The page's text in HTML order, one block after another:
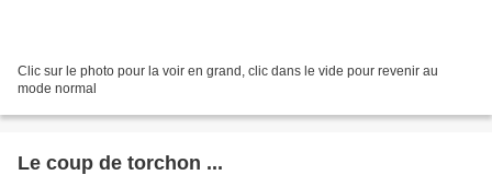
Clic sur le photo pour la voir en grand, clic dans le vide pour revenir au
mode normal
Le coup de torchon ...